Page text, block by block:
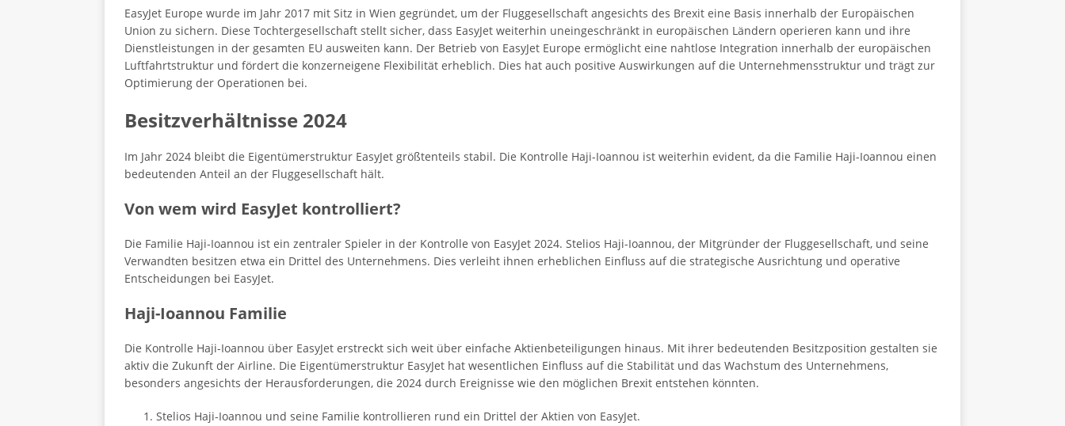
EasyJet Europe wurde im Jahr 2017 mit Sitz in Wien gegründet, um der Fluggesellschaft angesichts des Brexit eine Basis innerhalb der Europäischen
Union zu sichern. Diese Tochtergesellschaft stellt sicher, dass EasyJet weiterhin uneingeschränkt in europäischen Ländern operieren kann und ihre
Dienstleistungen in der gesamten EU ausweiten kann. Der Betrieb von EasyJet Europe ermöglicht eine nahtlose Integration innerhalb der europäischen
Luftfahrtstruktur und fördert die konzerneigene Flexibilität erheblich. Dies hat auch positive Auswirkungen auf die Unternehmensstruktur und trägt zur
Optimierung der Operationen bei.
Besitzverhältnisse 2024
Im Jahr 2024 bleibt die Eigentümerstruktur EasyJet größtenteils stabil. Die Kontrolle Haji-Ioannou ist weiterhin evident, da die Familie Haji-Ioannou einen
bedeutenden Anteil an der Fluggesellschaft hält.
Von wem wird EasyJet kontrolliert?
Die Familie Haji-Ioannou ist ein zentraler Spieler in der Kontrolle von EasyJet 2024. Stelios Haji-Ioannou, der Mitgründer der Fluggesellschaft, und seine
Verwandten besitzen etwa ein Drittel des Unternehmens. Dies verleiht ihnen erheblichen Einfluss auf die strategische Ausrichtung und operative
Entscheidungen bei EasyJet.
Haji-Ioannou Familie
Die Kontrolle Haji-Ioannou über EasyJet erstreckt sich weit über einfache Aktienbeteiligungen hinaus. Mit ihrer bedeutenden Besitzposition gestalten sie
aktiv die Zukunft der Airline. Die Eigentümerstruktur EasyJet hat wesentlichen Einfluss auf die Stabilität und das Wachstum des Unternehmens,
besonders angesichts der Herausforderungen, die 2024 durch Ereignisse wie den möglichen Brexit entstehen könnten.
Stelios Haji-Ioannou und seine Familie kontrollieren rund ein Drittel der Aktien von EasyJet.